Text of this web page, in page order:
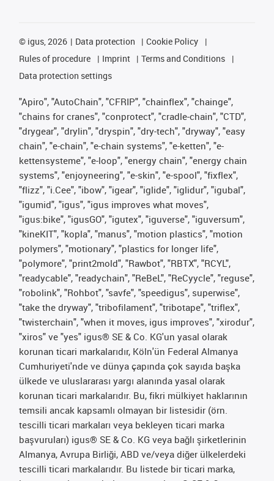
© igus, 2026 Data protection
Cookie Policy
Rules of procedure
Imprint
Terms and Conditions
Data protection settings
"Apiro", "AutoChain", "CFRIP", "chainflex", "chainge",
"chains for cranes", "conprotect", "cradle-chain", "CTD",
"drygear", "drylin", "dryspin", "dry-tech", "dryway", "easy
chain", "e-chain", "e-chain systems", "e-ketten", "e-
kettensysteme", "e-loop", "energy chain", "energy chain
systems", "enjoyneering", "e-skin", "e-spool", "fixflex",
"flizz", "i.Cee", "ibow", "igear", "iglide", "iglidur", "igubal",
"igumid", "igus", "igus improves what moves",
"igus:bike", "igusGO", "igutex", "iguverse", "iguversum",
"kineKIT", "kopla", "manus", "motion plastics", "motion
polymers", "motionary", "plastics for longer life",
"polymore", "print2mold", "Rawbot", "RBTX", "RCYL",
"readycable", "readychain", "ReBeL", "ReCyycle", "reguse",
"robolink", "Rohbot", "savfe", "speedigus", superwise",
"take the dryway", "tribofilament", "tribotape", "triflex",
"twisterchain", "when it moves, igus improves", "xirodur",
"xiros" ve "yes" igus® SE & Co. KG'un yasal olarak
korunan ticari markalarıdır, Köln'ün Federal Almanya
Cumhuriyeti'nde ve dünya çapında çok sayıda başka
ülkede ve uluslararası yargı alanında yasal olarak
korunan ticari markalarıdır. Bu, fikri mülkiyet haklarının
temsili ancak kapsamlı olmayan bir listesidir (örn.
tescilli ticari markaları veya bekleyen ticari marka
başvuruları) igus® SE & Co. KG veya bağlı şirketlerinin
Almanya, Avrupa Birliği, ABD ve/veya diğer ülkelerdeki
tescilli ticari markalarıdır. Bu listede bir ticari marka,